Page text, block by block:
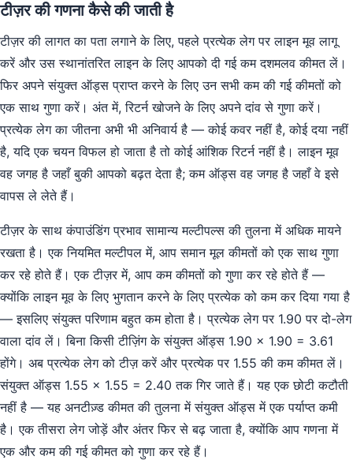
टीज़र की गणना कैसे की जाती है
टीज़र की लागत का पता लगाने के लिए, पहले प्रत्येक लेग पर लाइन मूव लागू
करें और उस स्थानांतरित लाइन के लिए आपको दी गई कम दशमलव कीमत लें।
फिर अपने संयुक्त ऑड्स प्राप्त करने के लिए उन सभी कम की गई कीमतों को
एक साथ गुणा करें। अंत में, रिटर्न खोजने के लिए अपने दांव से गुणा करें।
प्रत्येक लेग का जीतना अभी भी अनिवार्य है — कोई कवर नहीं है, कोई दया नहीं
है, यदि एक चयन विफल हो जाता है तो कोई आंशिक रिटर्न नहीं है। लाइन मूव
वह जगह है जहाँ बुकी आपको बढ़त देता है; कम ऑड्स वह जगह है जहाँ वे इसे
वापस ले लेते हैं।
टीज़र के साथ कंपाउंडिंग प्रभाव सामान्य मल्टीपल्स की तुलना में अधिक मायने
रखता है। एक नियमित मल्टीपल में, आप समान मूल कीमतों को एक साथ गुणा
कर रहे होते हैं। एक टीज़र में, आप कम कीमतों को गुणा कर रहे होते हैं —
क्योंकि लाइन मूव के लिए भुगतान करने के लिए प्रत्येक को कम कर दिया गया है
— इसलिए संयुक्त परिणाम बहुत कम होता है। प्रत्येक लेग पर 1.90 पर दो-लेग
वाला दांव लें। बिना किसी टीज़िंग के संयुक्त ऑड्स 1.90 × 1.90 = 3.61
होंगे। अब प्रत्येक लेग को टीज़ करें और प्रत्येक पर 1.55 की कम कीमत लें।
संयुक्त ऑड्स 1.55 × 1.55 = 2.40 तक गिर जाते हैं। यह एक छोटी कटौती
नहीं है — यह अनटीज़्ड कीमत की तुलना में संयुक्त ऑड्स में एक पर्याप्त कमी
है। एक तीसरा लेग जोड़ें और अंतर फिर से बढ़ जाता है, क्योंकि आप गणना में
एक और कम की गई कीमत को गुणा कर रहे हैं।